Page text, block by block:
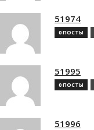
51974
0 ПОСТЫ
51995
0 ПОСТЫ
51996